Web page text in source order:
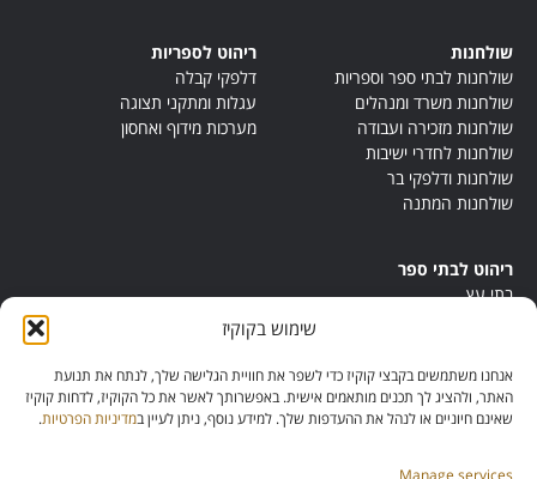
שימוש בקוקיז
אנחנו משתמשים בקבצי קוקיז כדי לשפר את חוויית הגלישה שלך, לנתח את תנועת
האתר, ולהציג לך תכנים מותאמים אישית. באפשרותך לאשר את כל הקוקיז, לדחות קוקיז
שאינם חיוניים או לנהל את ההעדפות שלך. למידע נוסף, ניתן לעיין במדיניות הפרטיות.
Manage services
שולחנות
שולחנות לבתי ספר וספריות
שולחנות משרד ומנהלים
שולחנות מזכירה ועבודה
שולחנות לחדרי ישיבות
שולחנות ודלפקי בר
שולחנות המתנה
ריהוט לספריות
דלפקי קבלה
עגלות ומתקני תצוגה
מערכות מידוף ואחסון
ריהוט לבתי ספר
בתי עץ
ריהוט מונטסורי
ריהוט אנתרופוסופי